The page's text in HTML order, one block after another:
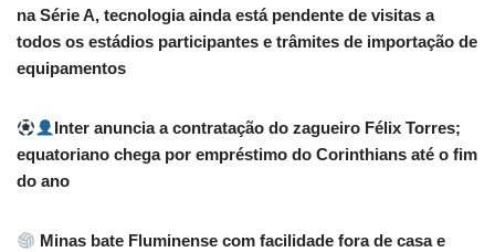
na Série A, tecnologia ainda está pendente de visitas a
todos os estádios participantes e trâmites de importação de
equipamentos
Inter anuncia a contratação do zagueiro Félix Torres;
equatoriano chega por empréstimo do Corinthians até o fim
do ano
Minas bate Fluminense com facilidade fora de casa e